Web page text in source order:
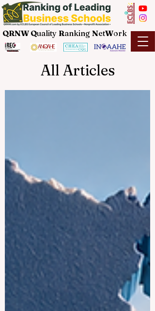
QRNW Quality Ranking NetWork
All Articles